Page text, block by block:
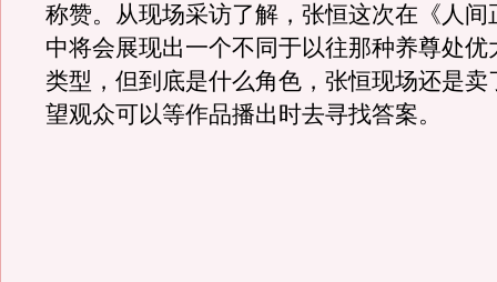
称赞。从现场采访了解，张恒这次在《人间
中将会展现出一个不同于以往那种养尊处优
类型，但到底是什么角色，张恒现场还是卖
望观众可以等作品播出时去寻找答案。